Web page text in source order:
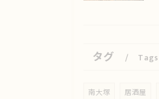
タグ Tags
南大塚 居酒屋